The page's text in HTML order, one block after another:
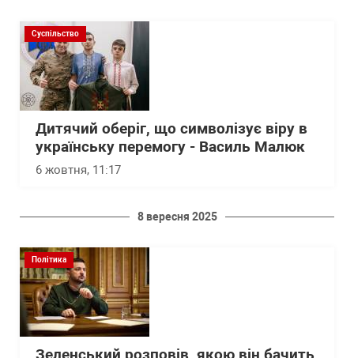
Суспільство
Дитячий оберіг, що символізує віру в
українську перемогу - Василь Малюк
6 жовтня, 11:17
8 вересня 2025
Політика